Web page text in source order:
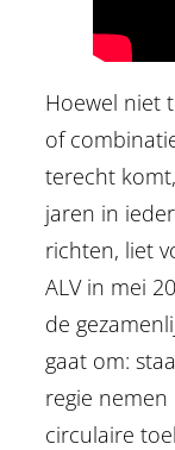
Hoewel niet
of
terecht
jaren in
richten, liet
ALV in mei
de
gaat om:
regie
circulaire